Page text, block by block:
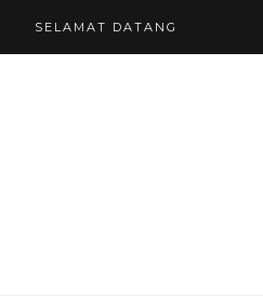
SELAMAT DATANG